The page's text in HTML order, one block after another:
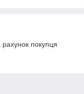
покупця